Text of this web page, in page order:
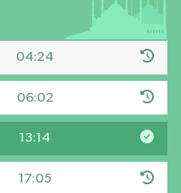
04:24
06:02
13:14
17:05